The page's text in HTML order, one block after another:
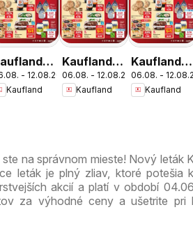
- 12.08.2026
Kaufland
Kaufland
Bratislava-
Nové
06.08. - 12.08.2026
Kaufland
Kaufland
Bratislava-
Petržalka
06.08. -
Kaufland
na správnom mieste! Nový leták
leták je plný zliav, ktoré potešia
akcií a platí v období
za výhodné ceny a ušetrite pri